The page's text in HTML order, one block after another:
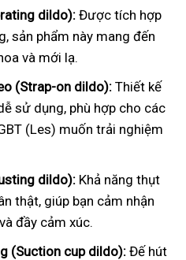
dildo): Được tích hợp
sản phẩm này mang đến
và mới lạ.
(Strap-on dildo): Thiết kế
sử dụng, phù hợp cho các
(Les) muốn trải nghiệm
dildo): Khả năng thụt
thật, giúp bạn cảm nhận
đầy cảm xúc.
(Suction cup dildo): Đế hút